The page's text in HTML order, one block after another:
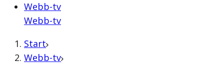
Webb-tv
Webb-tv
Start
Webb-tv